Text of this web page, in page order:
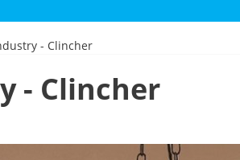
- Clincher
- Clincher